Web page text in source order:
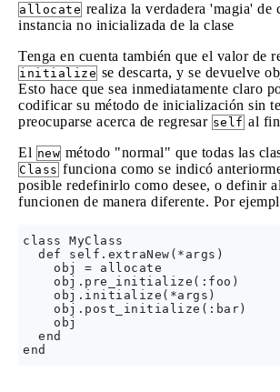
allocate realiza la verdadera 'magia' de
instancia no inicializada de la clase
Tenga en cuenta también que el valor de
initialize se descarta, y se devuelve
Esto hace que sea inmediatamente claro
codificar su método de inicialización sin
preocuparse acerca de regresar self al
El new método "normal" que todas las
Class funciona como se indicó
posible redefinirlo como desee, o definir
funcionen de manera diferente. Por
class MyClass
  def self.extraNew(*args)
    obj = allocate
    obj.pre_initialize(:foo)
    obj.initialize(*args)
    obj.post_initialize(:bar)
    obj
  end